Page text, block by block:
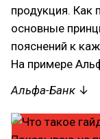
продукция. Как
основные
пояснений к
На примере
Альфа-Банк ↓